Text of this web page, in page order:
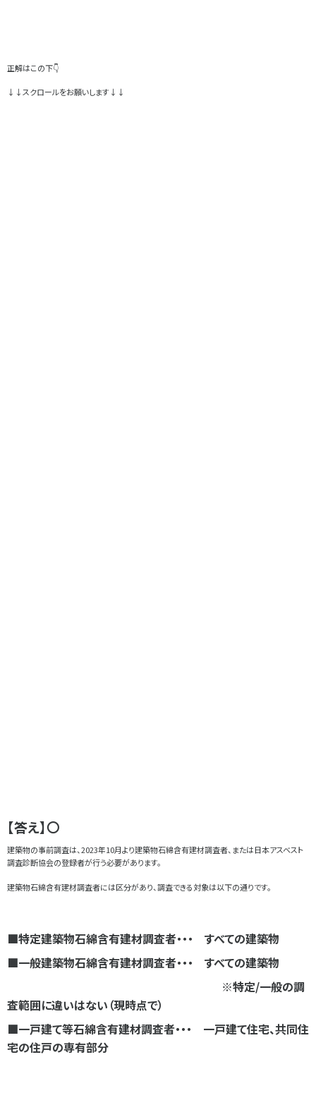
正解はこの下👇
↓↓スクロールをお願いします↓↓
【答え】〇
建築物の事前調査は、2023年10月より建築物石綿含有建材調査者、または日本アスベスト
調査診断協会の登録者が行う必要があります。
建築物石綿含有建材調査者には区分があり、調査できる対象は以下の通りです。
■特定建築物石綿含有建材調査者・・・ すべての建築物
■一般建築物石綿含有建材調査者・・・ すべての建築物
※特定/一般の調
査範囲に違いはない（現時点で）
■一戸建て等石綿含有建材調査者・・・ 一戸建て住宅、共同住
宅の住戸の専有部分